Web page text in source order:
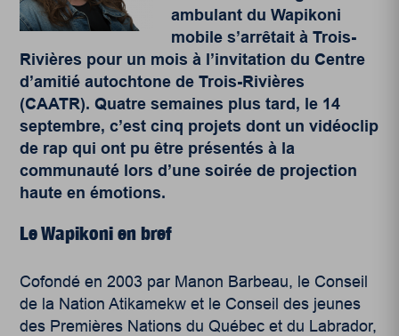
ambulant du Wapikoni
mobile s’arrêtait à Trois-
Rivières pour un mois à l’invitation du Centre
d’amitié autochtone de Trois-Rivières
(CAATR). Quatre semaines plus tard, le 14
septembre, c’est cinq projets dont un vidéoclip
de rap qui ont pu être présentés à la
communauté lors d’une soirée de projection
haute en émotions.
Le Wapikoni en bref
Cofondé en 2003 par Manon Barbeau, le Conseil
de la Nation Atikamekw et le Conseil des jeunes
des Premières Nations du Québec et du Labrador,